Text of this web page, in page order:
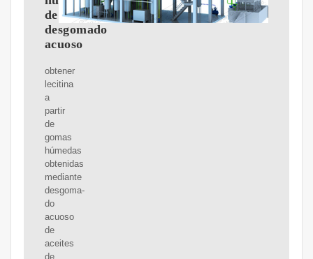
de
desgomado
acuoso
obtener
lecitina
a
partir
de
gomas
húmedas
obtenidas
mediante
desgoma-
do
acuoso
de
aceites
de